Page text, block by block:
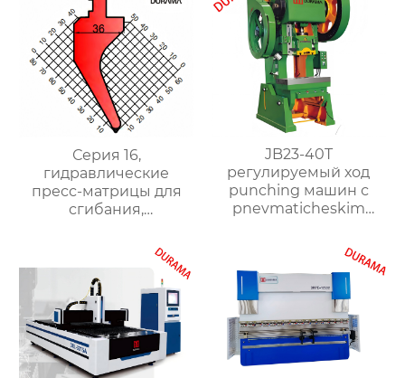
Серия 16,
гидравлические
пресс-матрицы для
сгибания,
формы для сгибания
листового металла
JB23-40T
регулируемый ход
punching машин с
pnevmaticheskim